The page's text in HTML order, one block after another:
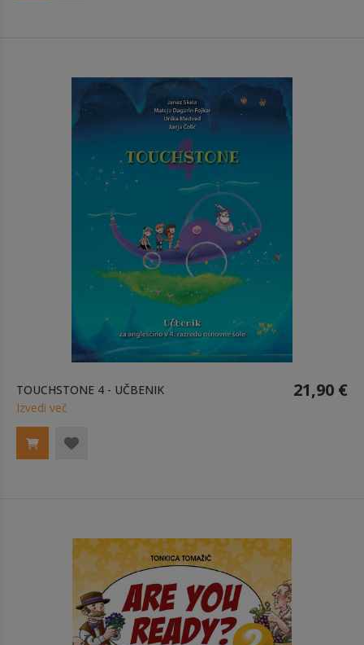
TOUCHSTONE 4 - UČBENIK 21,90 €
Izvedi več